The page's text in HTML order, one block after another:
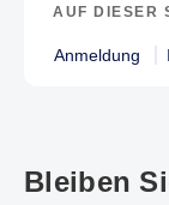
AUF DIESER
Anmeldung
Bleiben